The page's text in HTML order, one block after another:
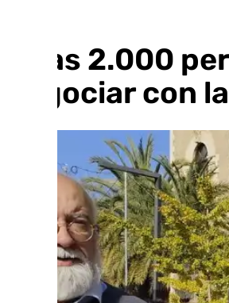
Unas 2.000
negociar con